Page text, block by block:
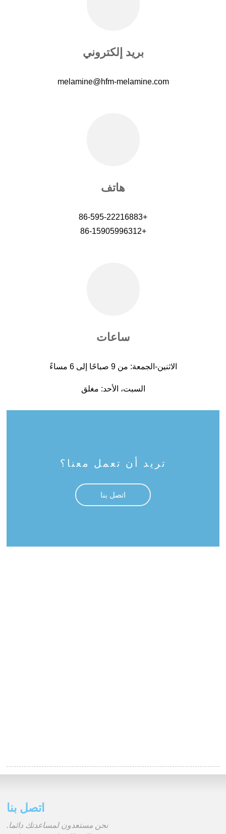
بريد إلكتروني
melamine@hfm-melamine.com
هاتف
+86-595-22216883
+86-15905996312
ساعات
الاثنين-الجمعة: من 9 صباحًا إلى 6 مساءً
السبت، الأحد: مغلق
تريد أن تعمل معنا؟
اتصل بنا
اتصل بنا
نحن مستعدون لمساعدتك دائما.